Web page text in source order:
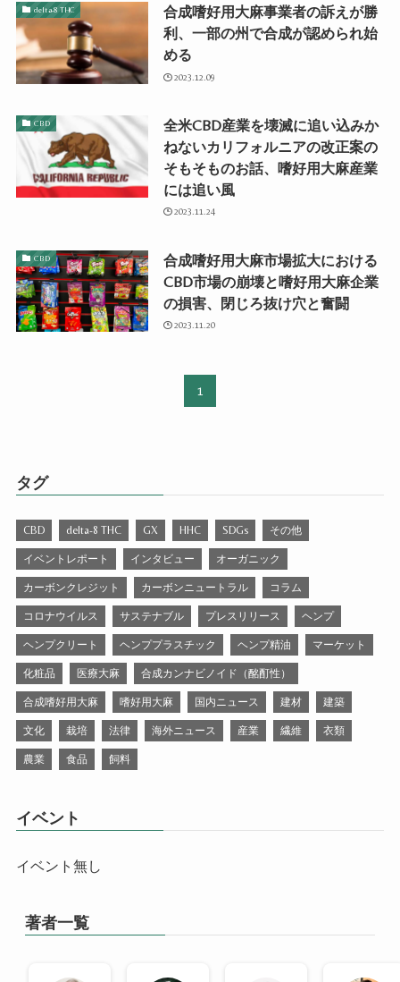
delta-8 THC
合成嗜好用大麻事業者の訴えが勝
利、一部の州で合成が認められ始
める
2023.12.09
CBD
全米CBD産業を壊滅に追い込みか
ねないカリフォルニアの改正案の
そもそものお話、嗜好用大麻産業
には追い風
2023.11.24
CBD
合成嗜好用大麻市場拡大における
CBD市場の崩壊と嗜好用大麻企業
の損害、閉じろ抜け穴と奮闘
2023.11.20
1
タグ
CBD delta-8 THC GX HHC SDGs その他
イベントレポート インタビュー オーガニック
カーボンクレジット カーボンニュートラル コラム
コロナウイルス サステナブル プレスリリース ヘンプ
ヘンプクリート ヘンププラスチック ヘンプ精油 マーケット
化粧品 医療大麻 合成カンナビノイド（酩酊性）
合成嗜好用大麻 嗜好用大麻 国内ニュース 建材 建築
文化 栽培 法律 海外ニュース 産業 繊維 衣類
農業 食品 飼料
イベント
イベント無し
著者一覧